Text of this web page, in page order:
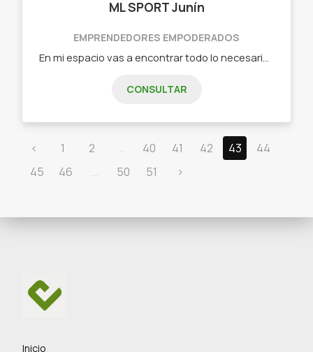
ML SPORT Junín
EMPRENDEDORES EMPODERADOS
CONSULTAR
‹ 1 2 ... 40 41 42 43
44
45
46 ... 50 51 ›
Inicio